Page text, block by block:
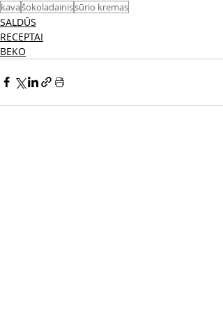
kavašokoladainissūrio kremas
SALDŪS
RECEPTAI
BEKO